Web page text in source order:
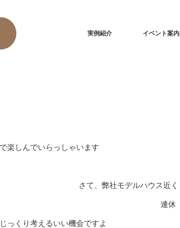
実例紹介 イベント案内
楽しんでいらっしゃいます
ルハウス近く
ってまいりました。 連休
っくり考えるいい機会ですよ